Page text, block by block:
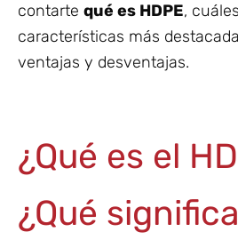
contarte qué es HDPE,
características más
ventajas y desventajas.
¿Qué es el
¿Qué